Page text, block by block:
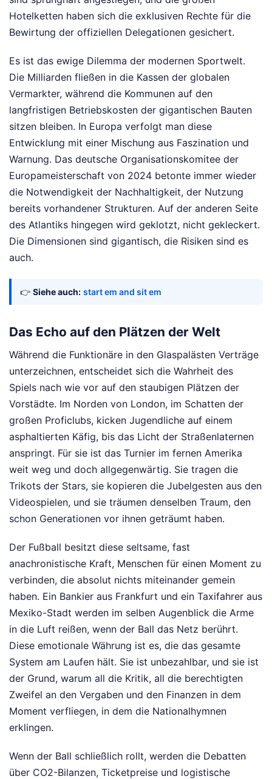
Hotelketten haben sich die exklusiven Rechte für die
Bewirtung der offiziellen Delegationen gesichert.
Es ist das ewige Dilemma der modernen Sportwelt.
Die Milliarden fließen in die Kassen der globalen
Vermarkter, während die Kommunen auf den
langfristigen Betriebskosten der gigantischen Bauten
sitzen bleiben. In Europa verfolgt man diese
Entwicklung mit einer Mischung aus Faszination und
Warnung. Das deutsche Organisationskomitee der
Europameisterschaft von 2024 betonte immer wieder
die Notwendigkeit der Nachhaltigkeit, der Nutzung
bereits vorhandener Strukturen. Auf der anderen Seite
des Atlantiks hingegen wird geklotzt, nicht gekleckert.
Die Dimensionen sind gigantisch, die Risiken sind es
auch.
👉 Siehe auch: start em and sit em
Das Echo auf den Plätzen der Welt
Während die Funktionäre in den Glaspalästen Verträge
unterzeichnen, entscheidet sich die Wahrheit des
Spiels nach wie vor auf den staubigen Plätzen der
Vorstädte. Im Norden von London, im Schatten der
großen Proficlubs, kicken Jugendliche auf einem
asphaltierten Käfig, bis das Licht der Straßenlaternen
anspringt. Für sie ist das Turnier im fernen Amerika
weit weg und doch allgegenwärtig. Sie tragen die
Trikots der Stars, sie kopieren die Jubelgesten aus den
Videospielen, und sie träumen denselben Traum, den
schon Generationen vor ihnen geträumt haben.
Der Fußball besitzt diese seltsame, fast
anachronistische Kraft, Menschen für einen Moment zu
verbinden, die absolut nichts miteinander gemein
haben. Ein Bankier aus Frankfurt und ein Taxifahrer aus
Mexiko-Stadt werden im selben Augenblick die Arme
in die Luft reißen, wenn der Ball das Netz berührt.
Diese emotionale Währung ist es, die das gesamte
System am Laufen hält. Sie ist unbezahlbar, und sie ist
der Grund, warum all die Kritik, all die berechtigten
Zweifel an den Vergaben und den Finanzen in dem
Moment verfliegen, in dem die Nationalhymnen
erklingen.
Wenn der Ball schließlich rollt, werden die Debatten
über CO2-Bilanzen, Ticketpreise und logistische